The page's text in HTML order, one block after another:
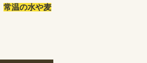
常温の水や麦